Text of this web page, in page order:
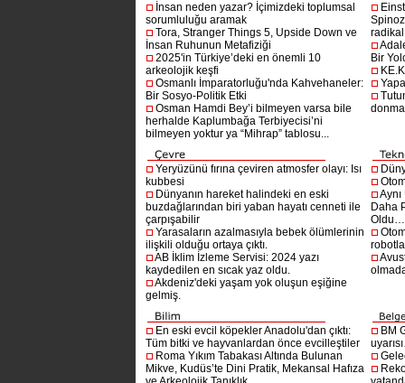
İnsan neden yazar? İçimizdeki toplumsal
sorumluluğu aramak
Tora, Stranger Things 5, Upside Down ve
İnsan Ruhunun Metafiziği
2025'in Türkiye’deki en önemli 10
arkeolojik keşfi
Osmanlı İmparatorluğu'nda Kahvehaneler:
Bir Sosyo-Politik Etki
Osman Hamdi Bey’i bilmeyen varsa bile
herhalde Kaplumbağa Terbiyecisi’ni
bilmeyen yoktur ya “Mihrap” tablosu...
Bir
Yeryüzünü fırına çeviren atmosfer olayı: Isı
kubbesi
Dünyanın hareket halindeki en eski
buzdağlarından biri yaban hayatı cenneti ile
çarpışabilir
Yarasaların azalmasıyla bebek ölümlerinin
ilişkili olduğu ortaya çıktı.
AB İklim İzleme Servisi: 2024 yazı
kaydedilen en sıcak yaz oldu.
Akdeniz'deki yaşam yok oluşun eşiğine
gelmiş.
Daha
Oldu…
En eski evcil köpekler Anadolu'dan çıktı:
Tüm bitki ve hayvanlardan önce evcilleştiler
Roma Yıkım Tabakası Altında Bulunan
Mikve, Kudüs’te Dini Pratik, Mekansal Hafıza
BM